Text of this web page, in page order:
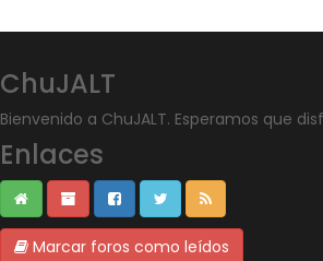
ChuJALT
Bienvenido a ChuJALT. Esperamos que
Enlaces
Marcar foros como leídos